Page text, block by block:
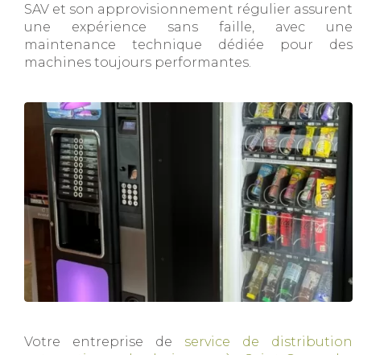
SAV et son approvisionnement régulier assurent
une expérience sans faille, avec une
maintenance technique dédiée pour des
machines toujours performantes.
Votre entreprise de service de distribution